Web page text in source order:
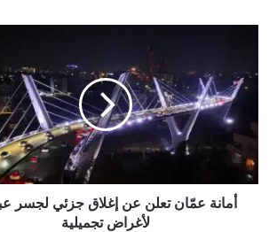
عن
جزئي
لجسر
عبدون
لأغراض
تجميليةأمانة عمّان تعلن عن إغلاق جزئي لجسر
لأغراض تجميلية